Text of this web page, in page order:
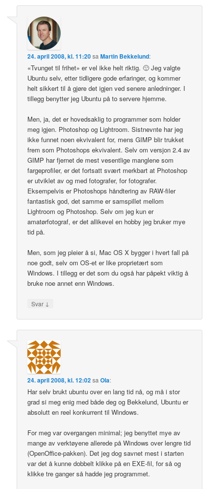
24. april 2008, kl. 11:20sa Martin Bekkelund:
«Tvunget til frihet» er vel ikke helt riktig. 🙂 Jeg valgte
Ubuntu selv, etter tidligere gode erfaringer, og kommer
helt sikkert til å gjøre det igjen ved senere anledninger. I
tillegg benytter jeg Ubuntu på to servere hjemme.
Men, ja, det er hovedsaklig to programmer som holder
meg igjen. Photoshop og Lightroom. Sistnevnte har jeg
ikke funnet noen ekvivalent for, mens GIMP blir trukket
frem som Photoshops ekvivalent. Selv om versjon 2.4 av
GIMP har fjernet de mest vesentlige manglene som
fargeprofiler, er det fortsatt svært merkbart at Photoshop
er utviklet av og med fotografer, for fotografer.
Eksempelvis er Photoshops håndtering av RAW-filer
fantastisk god, det samme er samspillet mellom
Lightroom og Photoshop. Selv om jeg kun er
amatørfotograf, er det allikevel en hobby jeg bruker mye
tid på.
Men, som jeg pleier å si, Mac OS X bygger i hvert fall på
noe godt, selv om OS-et er like proprietært som
Windows. I tillegg er det som du også har påpekt viktig å
bruke noe annet enn Windows.
Svar ↓
24. april 2008, kl. 12:02sa Ola:
Har selv brukt ubuntu over en lang tid nå, og må i stor
grad si meg enig med både deg og Bekkelund, Ubuntu er
absolutt en reel konkurrent til Windows.
For meg var overgangen minimal; jeg benyttet mye av
mange av verktøyene allerede på Windows over lengre tid
(OpenOffice-pakken). Det jeg dog savnet mest i starten
var det å kunne dobbelt klikke på en EXE-fil, for så og
klikke tre ganger så hadde jeg programmet.